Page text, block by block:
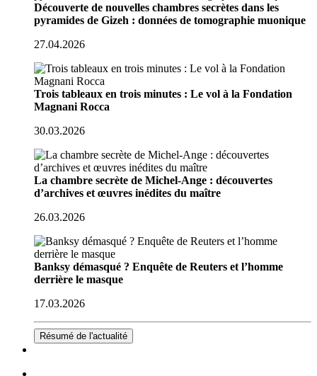
Découverte de nouvelles chambres secrètes dans les
pyramides de Gizeh : données de tomographie muonique
27.04.2026
Trois tableaux en trois minutes : Le vol à la Fondation
Magnani Rocca
30.03.2026
La chambre secrète de Michel-Ange : découvertes
d’archives et œuvres inédites du maître
26.03.2026
Banksy démasqué ? Enquête de Reuters et l’homme
derrière le masque
17.03.2026
Résumé de l'actualité